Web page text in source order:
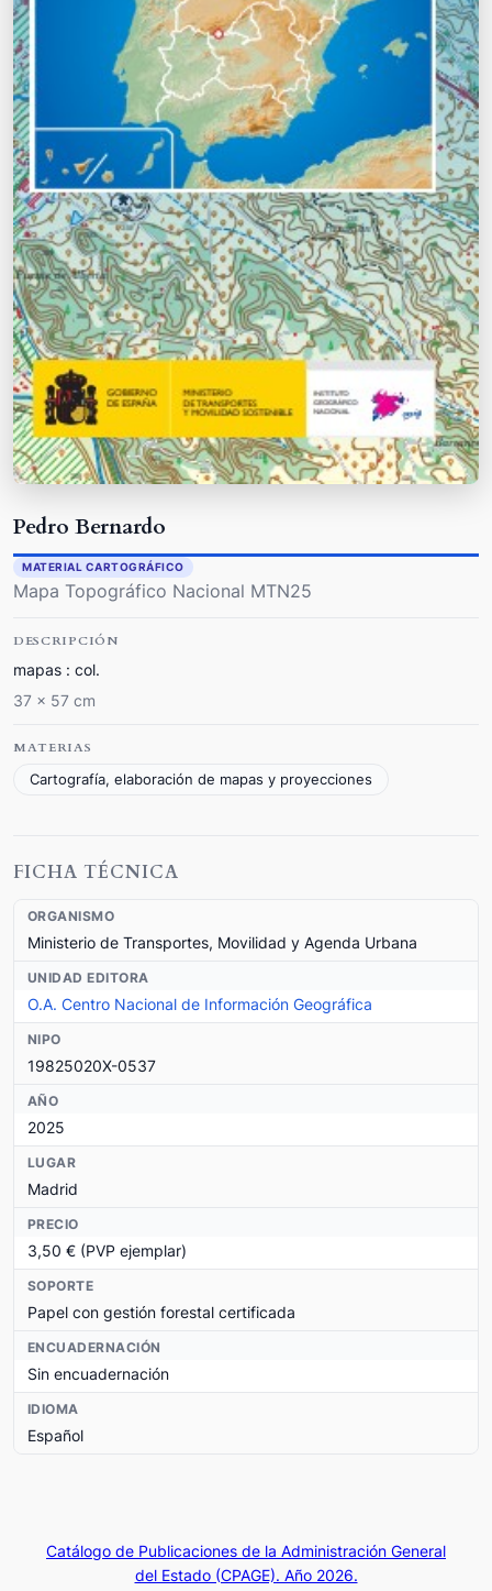
Pedro Bernardo
MATERIAL CARTOGRÁFICO
Mapa Topográfico Nacional MTN25
DESCRIPCIÓN
mapas : col.
37 x 57 cm
MATERIAS
Cartografía, elaboración de mapas y proyecciones
FICHA TÉCNICA
ORGANISMO
Ministerio de Transportes, Movilidad y Agenda Urbana
UNIDAD EDITORA
O.A. Centro Nacional de Información Geográfica
NIPO
19825020X-0537
AÑO
2025
LUGAR
Madrid
PRECIO
3,50 € (PVP ejemplar)
SOPORTE
Papel con gestión forestal certificada
ENCUADERNACIÓN
Sin encuadernación
IDIOMA
Español
Catálogo de Publicaciones de la Administración General
del Estado (CPAGE). Año 2026.